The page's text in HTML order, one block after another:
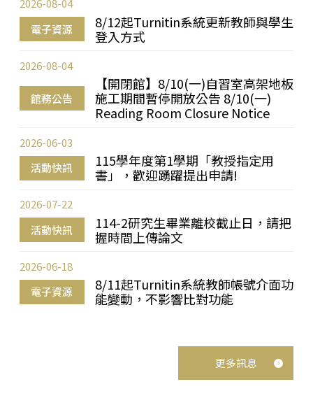
電子資源
8/12起Turnitin系統更新教師與學生
登入方式
2026-08-04
館務公告
【開閉館】8/10(一)自習室高架地板
施工期間暫停開放公告 8/10(一)
Reading Room Closure Notice
2026-08-04
活動快訊
115學年度第1學期「教授指定用
書」，歡迎踴躍提出申請!
2026-06-03
活動快訊
114-2研究生畢業離校截止日，請把
握時間上傳論文
2026-07-22
電子資源
8/11起Turnitin系統教師帳號介面功
能變動，不影響比對功能
2026-06-18
更多訊息